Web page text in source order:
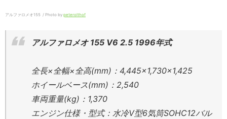
アルファロメオ155 / Photo by peterolthof
アルファロメオ 155 V6 2.5 1996年式
全長×全幅×全高(mm)：4,445×1,730×1,425
ホイールベース(mm)：2,540
車両重量(kg)：1,370
エンジン仕様・型式：水冷V型6気筒SOHC12バル